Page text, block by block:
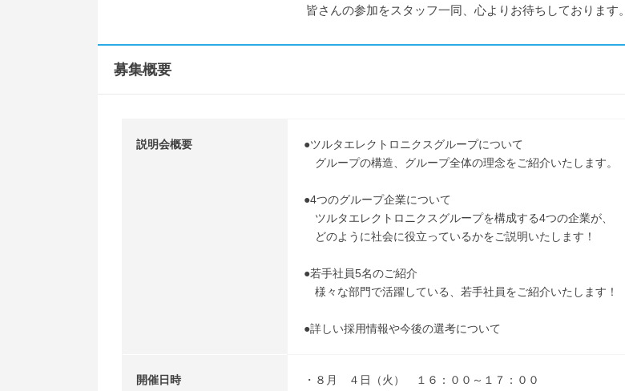
皆さんの参加をスタッフ一同、心よりお待ちしております。
募集概要
説明会概要
●ツルタエレクトロニクスグループについて
グループの構造、グループ全体の理念をご紹介いたします。
●4つのグループ企業について
ツルタエレクトロニクスグループを構成する4つの企業が、
どのように社会に役立っているかをご説明いたします！
●若手社員5名のご紹介
様々な部門で活躍している、若手社員をご紹介いたします！
●詳しい採用情報や今後の選考について
開催日時
・８月 ４日（火） １６：００～１７：００